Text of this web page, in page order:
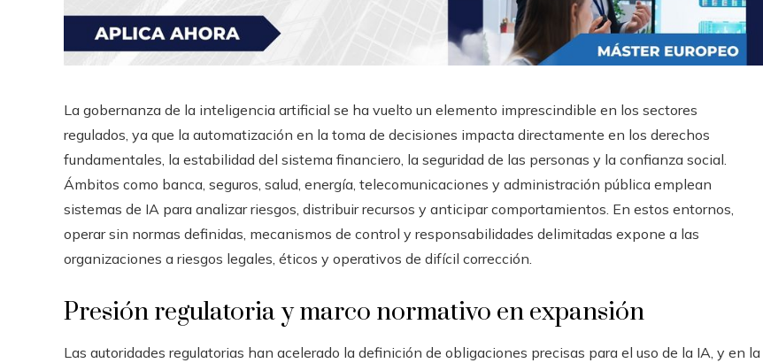
La gobernanza de la inteligencia artificial se ha vuelto un elemento imprescindible en los sectores
regulados, ya que la automatización en la toma de decisiones impacta directamente en los derechos
fundamentales, la estabilidad del sistema financiero, la seguridad de las personas y la confianza social.
Ámbitos como banca, seguros, salud, energía, telecomunicaciones y administración pública emplean
sistemas de IA para analizar riesgos, distribuir recursos y anticipar comportamientos. En estos entornos,
operar sin normas definidas, mecanismos de control y responsabilidades delimitadas expone a las
organizaciones a riesgos legales, éticos y operativos de difícil corrección.
Presión regulatoria y marco normativo en expansión
Las autoridades regulatorias han acelerado la definición de obligaciones precisas para el uso de la IA, y en la